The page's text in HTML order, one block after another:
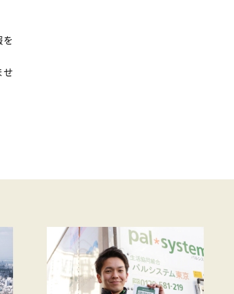
せ
復興支援
機関運営
消費者
福祉
2013年
2012年
2011年